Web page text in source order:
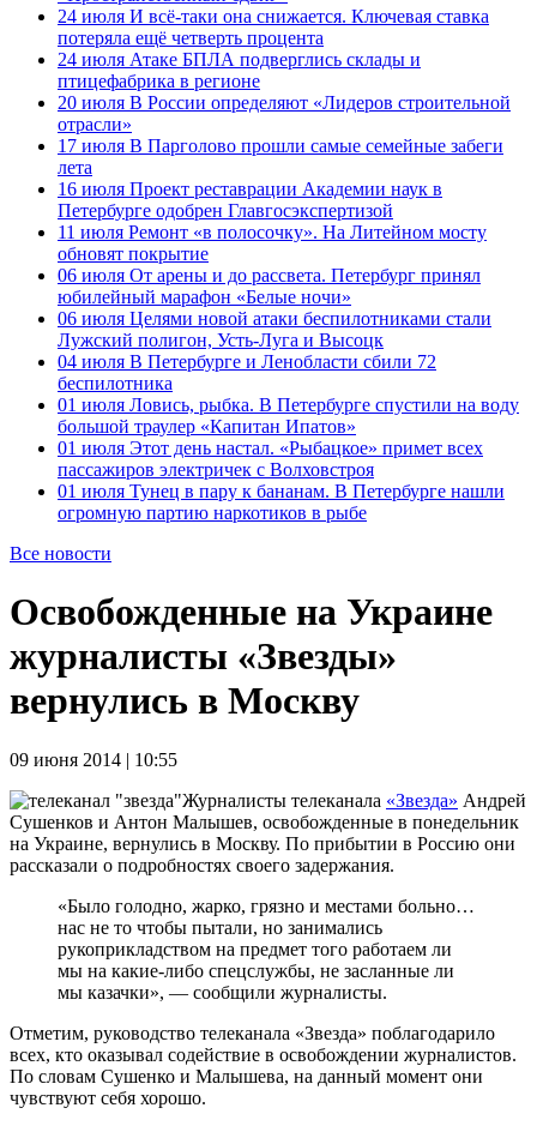
24 июля И всё-таки она снижается. Ключевая ставка
потеряла ещё четверть процента
24 июля Атаке БПЛА подверглись склады и
птицефабрика в регионе
20 июля В России определяют «Лидеров строительной
отрасли»
17 июля В Парголово прошли самые семейные забеги
лета
16 июля Проект реставрации Академии наук в
Петербурге одобрен Главгосэкспертизой
11 июля Ремонт «в полосочку». На Литейном мосту
обновят покрытие
06 июля От арены и до рассвета. Петербург принял
юбилейный марафон «Белые ночи»
06 июля Целями новой атаки беспилотниками стали
Лужский полигон, Усть-Луга и Высоцк
04 июля В Петербурге и Ленобласти сбили 72
беспилотника
01 июля Ловись, рыбка. В Петербурге спустили на воду
большой траулер «Капитан Ипатов»
01 июля Этот день настал. «Рыбацкое» примет всех
пассажиров электричек с Волховстроя
01 июля Тунец в пару к бананам. В Петербурге нашли
огромную партию наркотиков в рыбе
Все новости
Освобожденные на Украине
журналисты «Звезды»
вернулись в Москву
09 июня 2014 | 10:55
Журналисты телеканала «Звезда» Андрей
Сушенков и Антон Малышев, освобожденные в понедельник
на Украине, вернулись в Москву. По прибытии в Россию они
рассказали о подробностях своего задержания.
«Было голодно, жарко, грязно и местами больно…
нас не то чтобы пытали, но занимались
рукоприкладством на предмет того работаем ли
мы на какие-либо спецслужбы, не засланные ли
мы казачки», — сообщили журналисты.
Отметим, руководство телеканала «Звезда» поблагодарило
всех, кто оказывал содействие в освобождении журналистов.
По словам Сушенко и Малышева, на данный момент они
чувствуют себя хорошо.